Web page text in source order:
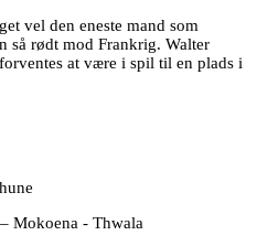
vel den eneste mand som
så rødt mod Frankrig. Walter
at være i spil til en plads i
Mokoena - Thwala